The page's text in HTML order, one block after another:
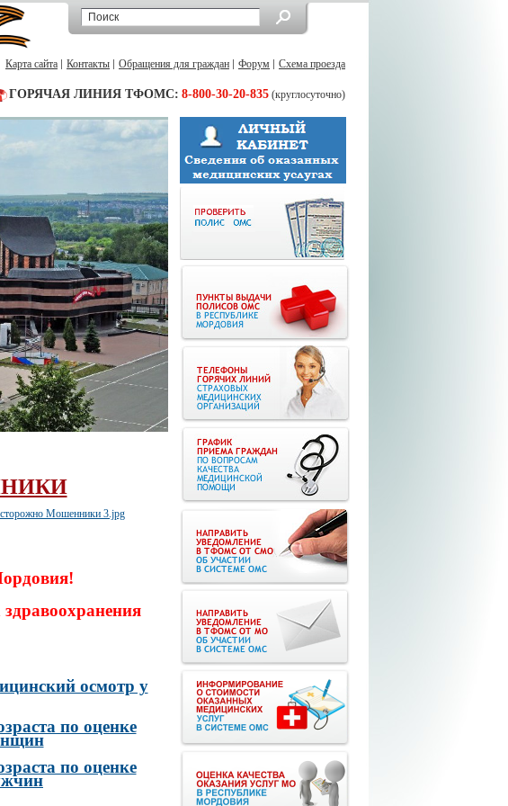
Карта сайта Контакты Обращения для граждан Форум Схема проезда
ГОРЯЧАЯ ЛИНИЯ ТФОМС: 8-800-30-20-835 (круглосуточно)
осмотр у
по оценке
по оценке